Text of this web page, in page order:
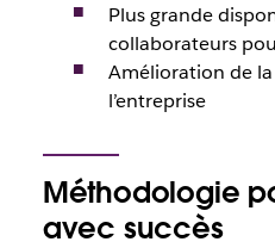
Plus grande
collaborateurs
Amélioration de
l’entreprise
Méthodologie
avec succès